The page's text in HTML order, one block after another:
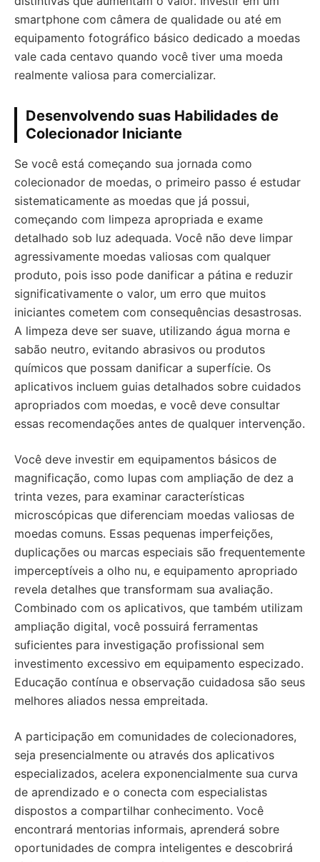
smartphone com câmera de qualidade ou até em
equipamento fotográfico básico dedicado a moedas
vale cada centavo quando você tiver uma moeda
realmente valiosa para comercializar.
Desenvolvendo suas Habilidades de
Colecionador Iniciante
Se você está começando sua jornada como
colecionador de moedas, o primeiro passo é estudar
sistematicamente as moedas que já possui,
começando com limpeza apropriada e exame
detalhado sob luz adequada. Você não deve limpar
agressivamente moedas valiosas com qualquer
produto, pois isso pode danificar a pátina e reduzir
significativamente o valor, um erro que muitos
iniciantes cometem com consequências desastrosas.
A limpeza deve ser suave, utilizando água morna e
sabão neutro, evitando abrasivos ou produtos
químicos que possam danificar a superfície. Os
aplicativos incluem guias detalhados sobre cuidados
apropriados com moedas, e você deve consultar
essas recomendações antes de qualquer intervenção.
Você deve investir em equipamentos básicos de
magnificação, como lupas com ampliação de dez a
trinta vezes, para examinar características
microscópicas que diferenciam moedas valiosas de
moedas comuns. Essas pequenas imperfeições,
duplicações ou marcas especiais são frequentemente
imperceptíveis a olho nu, e equipamento apropriado
revela detalhes que transformam sua avaliação.
Combinado com os aplicativos, que também utilizam
ampliação digital, você possuirá ferramentas
suficientes para investigação profissional sem
investimento excessivo em equipamento especizado.
Educação contínua e observação cuidadosa são seus
melhores aliados nessa empreitada.
A participação em comunidades de colecionadores,
seja presencialmente ou através dos aplicativos
especializados, acelera exponencialmente sua curva
de aprendizado e o conecta com especialistas
dispostos a compartilhar conhecimento. Você
encontrará mentorias informais, aprenderá sobre
oportunidades de compra inteligentes e descobrirá